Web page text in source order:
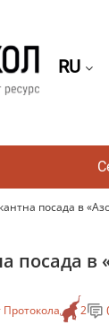
RU
посада в
посада в
Протокола 2